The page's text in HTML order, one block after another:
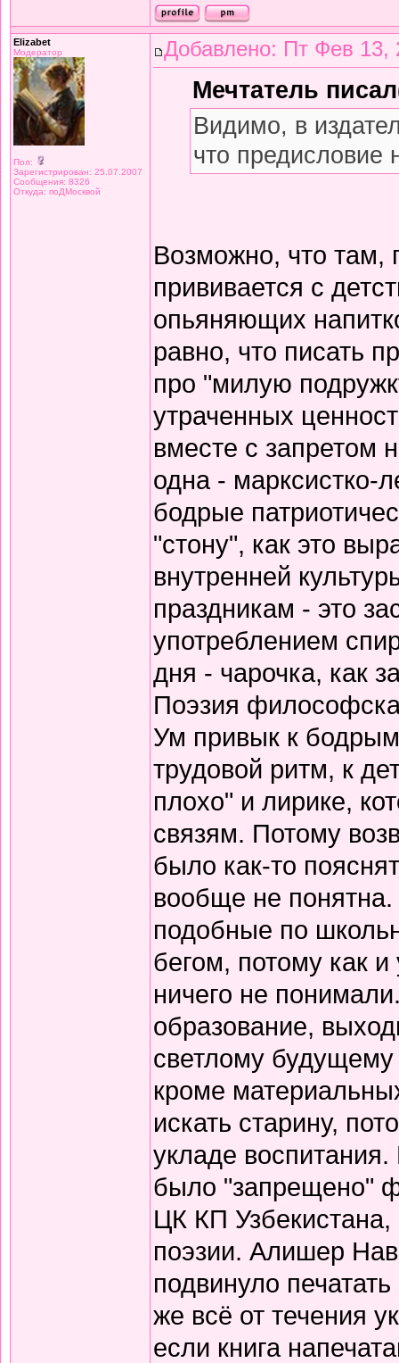
Elizabet
Модератор
Пол:
Зарегистрирован: 25.07.2007
Сообщения: 8326
Откуда: поДМосквой
Добавлено: Пт Фев 13,
Мечтатель
Видимо, в
что предисловие
Возможно, что там,
прививается с
опьяняющих
равно, что писать
про "милую
утраченных
вместе с запретом
одна - марксистко-
бодрые
"стону", как это
внутренней
праздникам - это
употреблением
дня - чарочка, как
Поэзия
Ум привык к
трудовой ритм, к
плохо" и лирике,
связям. Потому
было как-то
вообще не
подобные по
бегом, потому как
ничего не
образование,
светлому
кроме
искать старину,
укладе воспитания.
было "запрещено"
ЦК КП
поэзии. Алишер
подвинуло
же всё от течения
если книга